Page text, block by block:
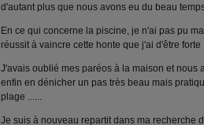
d'autant plus que nous avons eu du beau
En ce qui concerne la piscine, je n'ai pas pu
réussit à vaincre cette honte que j'ai d'être forte
J'avais oublié mes paréos à la maison et nous
enfin en dénicher un pas très beau mais
plage ......
Je suis à nouveau repartit dans ma recherche